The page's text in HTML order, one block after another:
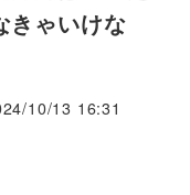
きゃいけな
10/13 16:31